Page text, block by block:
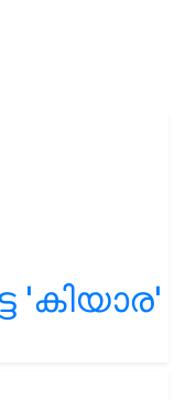
'കിയാര'